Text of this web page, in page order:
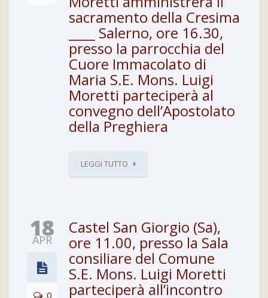
sacramento della Cresima
____ Salerno, ore 16.30,
presso la parrocchia del
Cuore Immacolato di
Maria S.E. Mons. Luigi
Moretti parteciperà al
convegno dell’Apostolato
della Preghiera
LEGGI TUTTO
18
APR
0
Castel San Giorgio (Sa),
ore 11.00, presso la Sala
consiliare del Comune
S.E. Mons. Luigi Moretti
parteciperà all’incontro